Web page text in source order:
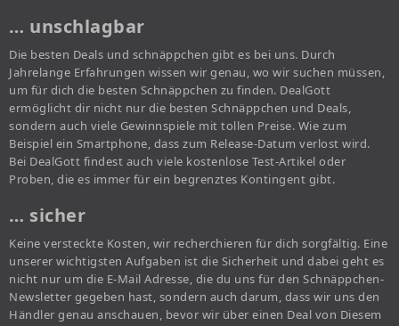
… unschlagbar
Die besten Deals und schnäppchen gibt es bei uns. Durch
Jahrelange Erfahrungen wissen wir genau, wo wir suchen müssen,
um für dich die besten Schnäppchen zu finden. DealGott
ermöglicht dir nicht nur die besten Schnäppchen und Deals,
sondern auch viele Gewinnspiele mit tollen Preise. Wie zum
Beispiel ein Smartphone, dass zum Release-Datum verlost wird.
Bei DealGott findest auch viele kostenlose Test-Artikel oder
Proben, die es immer für ein begrenztes Kontingent gibt.
… sicher
Keine versteckte Kosten, wir recherchieren für dich sorgfältig. Eine
unserer wichtigsten Aufgaben ist die Sicherheit und dabei geht es
nicht nur um die E-Mail Adresse, die du uns für den Schnäppchen-
Newsletter gegeben hast, sondern auch darum, dass wir uns den
Händler genau anschauen, bevor wir über einen Deal von Diesem